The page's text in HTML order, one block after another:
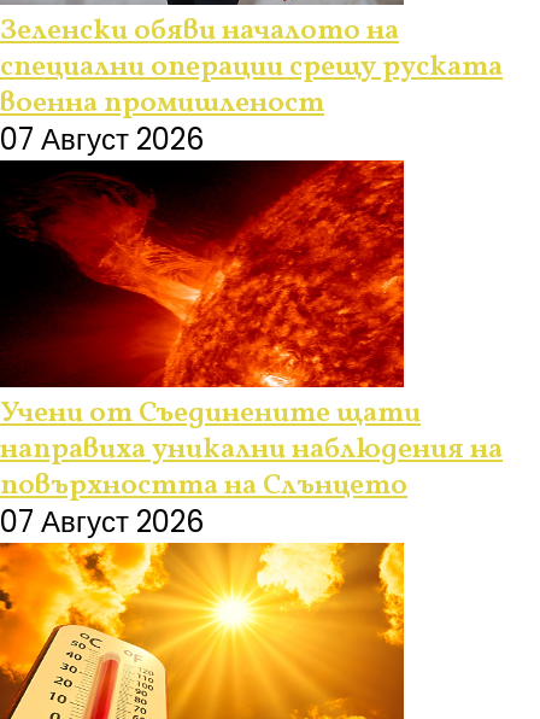
Зеленски обяви началото на
специални операции срещу руската
военна промишленост
07 Август 2026
Учени от Съединените щати
направиха уникални наблюдения на
повърхността на Слънцето
07 Август 2026